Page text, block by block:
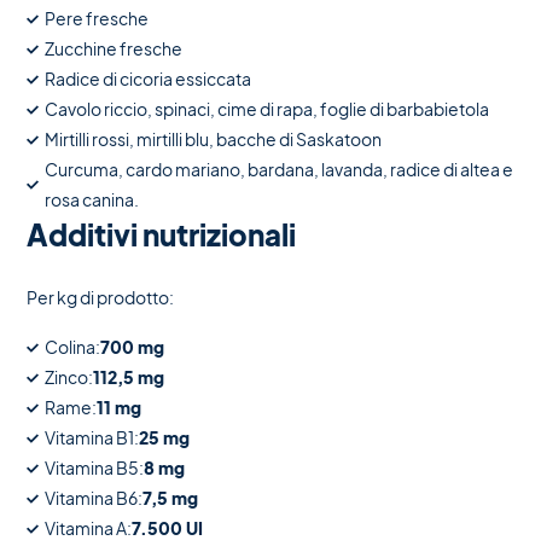
Pere fresche
Zucchine fresche
Radice di cicoria essiccata
Cavolo riccio, spinaci, cime di rapa, foglie di barbabietola
Mirtilli rossi, mirtilli blu, bacche di Saskatoon
Curcuma, cardo mariano, bardana, lavanda, radice di altea e
rosa canina.
Additivi nutrizionali
Per kg di prodotto:
Colina:700 mg
Zinco:112,5 mg
Rame:11 mg
Vitamina B1:25 mg
Vitamina B5:8 mg
Vitamina B6:7,5 mg
Vitamina A:7.500 UI